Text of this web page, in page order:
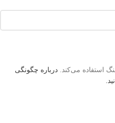
استفاده می‌کند. درباره چگونگی